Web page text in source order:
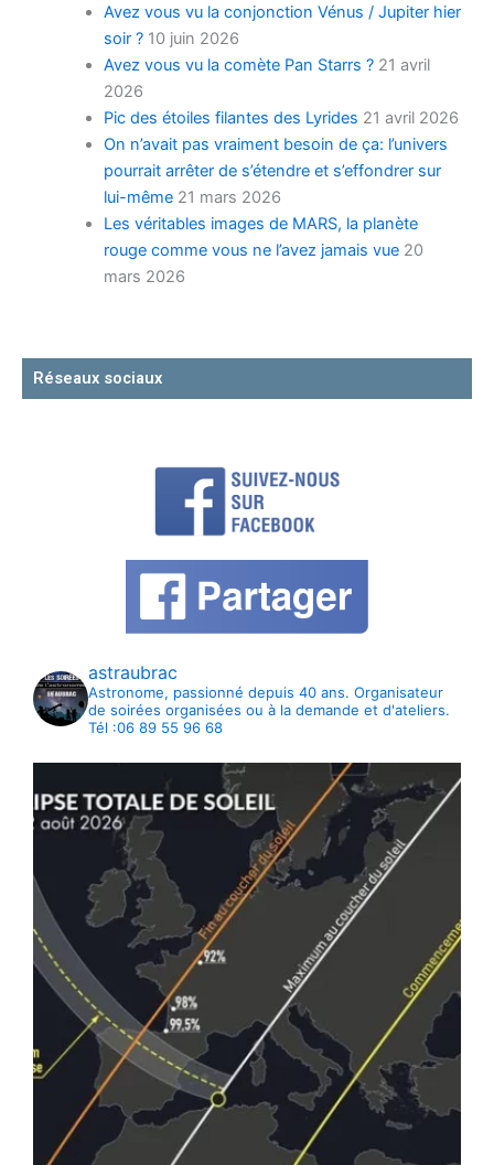
Avez vous vu la conjonction Vénus / Jupiter hier
soir ? 10 juin 2026
Avez vous vu la comète Pan Starrs ? 21 avril
2026
Pic des étoiles filantes des Lyrides 21 avril 2026
On n’avait pas vraiment besoin de ça: l’univers
pourrait arrêter de s’étendre et s’effondrer sur
lui-même 21 mars 2026
Les véritables images de MARS, la planète
rouge comme vous ne l’avez jamais vue 20
mars 2026
Réseaux sociaux
astraubrac
Astronome, passionné depuis 40 ans. Organisateur
de soirées organisées ou à la demande et d'ateliers.
Tél :06 89 55 96 68